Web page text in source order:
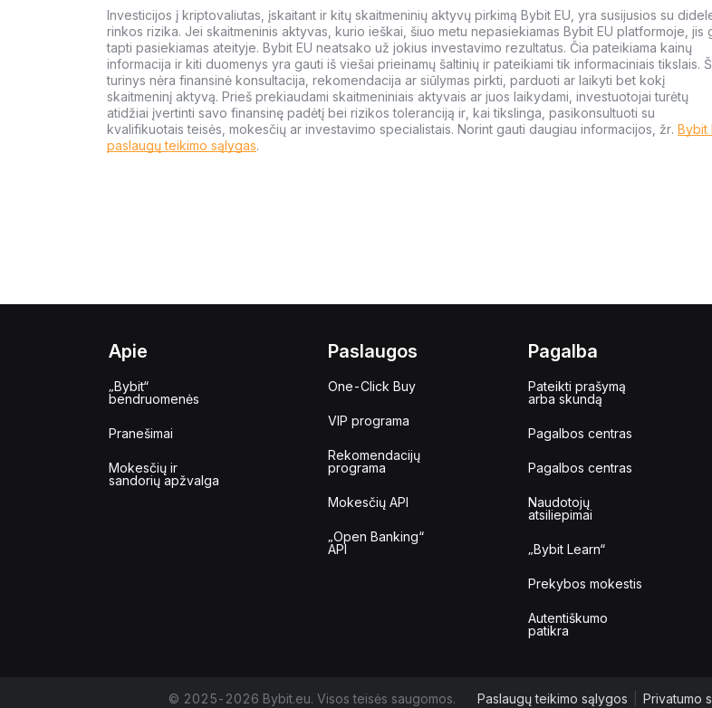
Investicijos į kriptovaliutas, įskaitant ir kitų skaitmeninių aktyvų pirkimą Bybit EU, yra susijusios su
rinkos rizika. Jei skaitmeninis aktyvas, kurio ieškai, šiuo metu nepasiekiamas Bybit EU platformoje, jis
tapti pasiekiamas ateityje. Bybit EU neatsako už jokius investavimo rezultatus. Čia pateikiama kainų
informacija ir kiti duomenys yra gauti iš viešai prieinamų šaltinių ir pateikiami tik informaciniais tikslais.
turinys nėra finansinė konsultacija, rekomendacija ar siūlymas pirkti, parduoti ar laikyti bet kokį
skaitmeninį aktyvą. Prieš prekiaudami skaitmeniniais aktyvais ar juos laikydami, investuotojai turėtų
atidžiai įvertinti savo finansinę padėtį bei rizikos toleranciją ir, kai tikslinga, pasikonsultuoti su
kvalifikuotais teisės, mokesčių ar investavimo specialistais. Norint gauti daugiau informacijos, žr. Bybit
paslaugų teikimo sąlygas.
Apie
„Bybit“
bendruomenės
Pranešimai
Mokesčių ir
sandorių apžvalga
Paslaugos
One-Click Buy
VIP programa
Rekomendacijų
programa
Mokesčių API
„Open Banking“
API
Pagalba
Pateikti prašymą
arba skundą
Pagalbos centras
Pagalbos centras
Naudotojų
atsiliepimai
„Bybit Learn“
Prekybos mokestis
Autentiškumo
patikra
© 2025-2026 Bybit.eu. Visos teisės saugomos. Paslaugų teikimo sąlygos Privatumo